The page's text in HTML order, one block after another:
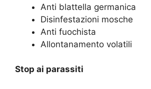
Anti blattella germanica
Disinfestazioni mosche
Anti fuochista
Allontanamento volatili
Stop ai parassiti